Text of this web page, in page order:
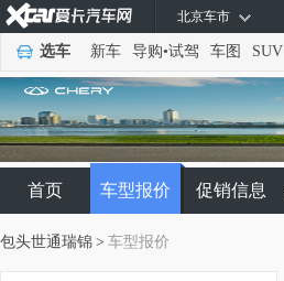
北京车市
选车 新车 导购•试驾 车图 SUV
首页 车型报价 促销信息
包头世通瑞锦 > 车型报价